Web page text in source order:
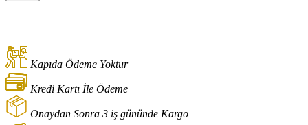
Kapıda Ödeme Yoktur
Kredi Kartı İle Ödeme
Onaydan Sonra 3 iş gününde Kargo